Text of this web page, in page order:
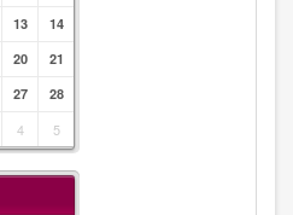
13
14
20
21
27
28
4 5